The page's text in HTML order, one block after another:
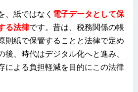
、紙ではなく 電子データとして保
る法律です。昔は、税務関係の帳
則紙で保管することと法律で定め
後、時代はデジタル化へと進み、
による負担軽減を目的にこの法律